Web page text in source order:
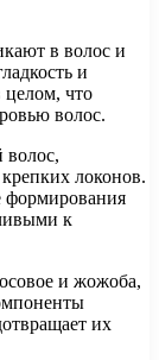
в волос и
и
целом, что
волос.
волос,
локонов.
формирования
к
и жожоба,
их